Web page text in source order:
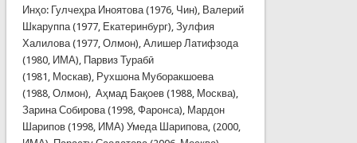
Инҳо: Гулчеҳра Иноятова (1976, Чин), Валерий
Шкаруппа (1977, Екатеринбург), Зулфия
Халилова (1977, Олмон), Алишер Латифзода
(1980, ИМА), Парвиз Турабӣ
(1981, Москав), Рухшона Муборакшоева
(1988, Олмон), Аҳмад Бақоев (1988, Москва),
Зарина Собирова (1998, Фаронса), Мардон
Шарипов (1998, ИМА) Умеда Шарипова, (2000,